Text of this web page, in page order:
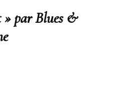
par Blues &